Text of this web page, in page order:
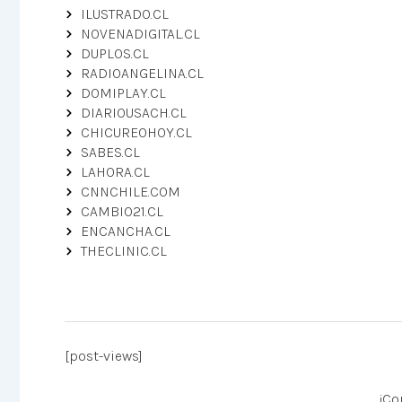
ILUSTRADO.CL
NOVENADIGITAL.CL
DUPLOS.CL
RADIOANGELINA.CL
DOMIPLAY.CL
DIARIOUSACH.CL
CHICUREOHOY.CL
SABES.CL
LAHORA.CL
CNNCHILE.COM
CAMBIO21.CL
ENCANCHA.CL
THECLINIC.CL
[post-views]